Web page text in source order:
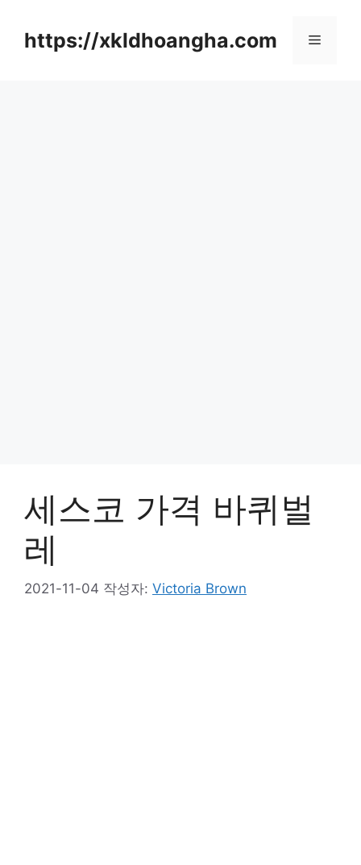
https://xkldhoangha.com 메
세스코 가격 바퀴벌
레
2021-11-04 작성자: Victoria Brown